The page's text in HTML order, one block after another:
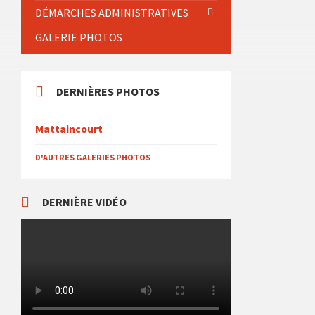
DÉMARCHES ADMINISTRATIVES
GALERIE PHOTOS
DERNIÈRES PHOTOS
Mattaincourt
D'AUTRES GALERIES PHOTOS
DERNIÈRE VIDÉO